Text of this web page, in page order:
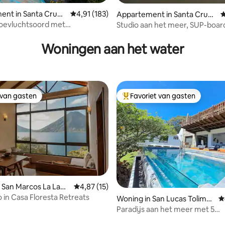
van 4,81 op 5, 59 recensies
in Santa Cruz l
Gemiddelde beoordeling van 4,91 op 5, 183
4,91 (183)
met
Appartement in Santa Cruz l
a Laguna
Studio aan het meer, SUP-
Woningen aan het water
gasten
gasten
Marcos La Lagu
Gemiddelde beoordeling van 4,87 op 5, 15
4,87 (15)
in Casa Floresta Retreats
Topfavoriet van gasten
Favoriet van gasten
Woning in San Lucas Tolimá
n
Paradijs aan het meer met 5